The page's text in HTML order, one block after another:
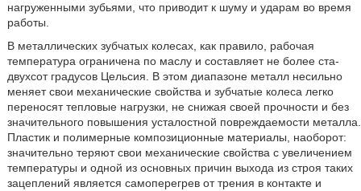
нагруженными зубьями, что приводит к шуму и ударам во время
работы.
В металлических зубчатых колесах, как правило, рабочая
температура ограничена по маслу и составляет не более ста-
двухсот градусов Цельсия. В этом диапазоне металл несильно
меняет свои механические свойства и зубчатые колеса легко
переносят тепловые нагрузки, не снижая своей прочности и без
значительного повышения усталостной повреждаемости металла.
Пластик и полимерные композиционные материалы, наоборот:
значительно теряют свои механические свойства с увеличением
температуры и одной из основных причин выхода из строя таких
зацеплений является самоперегрев от трения в контакте и